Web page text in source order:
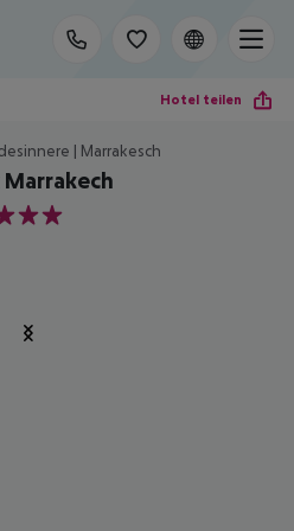
Hotel teilen
| Marrakesch
Marrakech